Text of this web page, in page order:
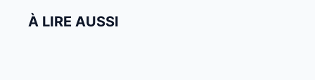
À LIRE AUSSI